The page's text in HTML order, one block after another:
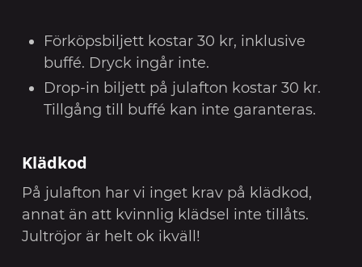
Förköpsbiljett kostar 30 kr, inklusive
buffé. Dryck ingår inte.
Drop-in biljett på julafton kostar 30 kr.
Tillgång till buffé kan inte garanteras.
Klädkod
På julafton har vi inget krav på klädkod,
annat än att kvinnlig klädsel inte tillåts.
Jultröjor är helt ok ikväll!